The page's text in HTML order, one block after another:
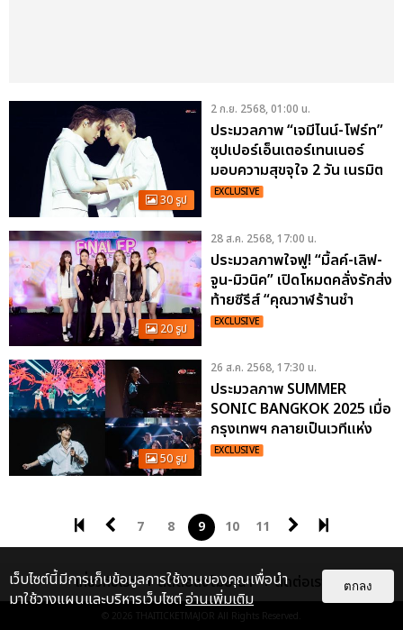
30 รูป
2 ก.ย. 2568, 01:00 น.
ประมวลภาพ “เจมีไนน์-โฟร์ท”
ซุปเปอร์เอ็นเตอร์เทนเนอร์
มอบความสุขจุใจ 2 วัน เนรมิต
อิมแพ็คให้กลายเป็นโลกแห่ง
EXCLUSIVE
20 รูป
28 ส.ค. 2568, 17:00 น.
ประมวลภาพใจฟู! “มิ้ลค์-เลิฟ-
จูน-มิวนิค” เปิดโหมดคลั่งรักส่ง
ท้ายซีรีส์ “คุณวาฬร้านชำ
WHALE STORE XOXO”
EXCLUSIVE
50 รูป
26 ส.ค. 2568, 17:30 น.
ประมวลภาพ SUMMER
SONIC BANGKOK 2025 เมื่อ
กรุงเทพฯ กลายเป็นเวทีแห่ง
พลังดนตรีระดับโลก
EXCLUSIVE
7 8 9 10 11
เกี่ยวกับเรา ติดต่อลงโฆษณา ติดต่อเรา
© 2026 THAITICKETMAJOR All Rights Reserved.
เว็บไซต์นี้มีการเก็บข้อมูลการใช้งานของคุณเพื่อนำ
มาใช้วางแผนและบริหารเว็บไซต์อ่านเพิ่มเติม
ตกลง